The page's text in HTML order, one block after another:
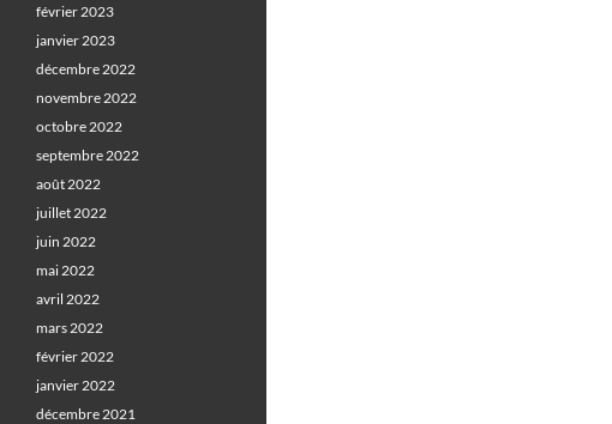
février 2023
janvier 2023
décembre 2022
novembre 2022
octobre 2022
septembre 2022
août 2022
juillet 2022
juin 2022
mai 2022
avril 2022
mars 2022
février 2022
janvier 2022
décembre 2021